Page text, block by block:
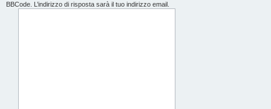
BBCode. L’indirizzo di risposta sarà il tuo indirizzo email.